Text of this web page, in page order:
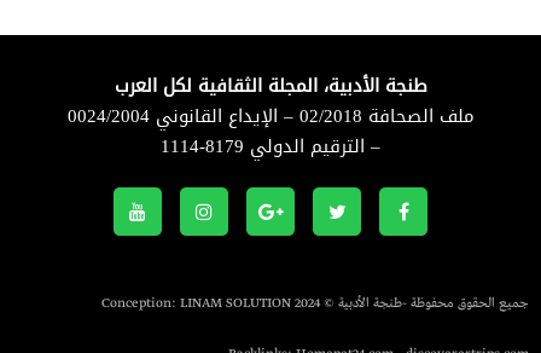
طنجة الأدبية، المجلة الثقافية لكل العرب
ملف الصحافة 02/2018 – الإيداع القانوني 0024/2004
– الترقيم الدولي 8179-1114
جميع الحقوق محفوظة -طنجة الأدبية © 2024 Conception: LINAM SOLUTION